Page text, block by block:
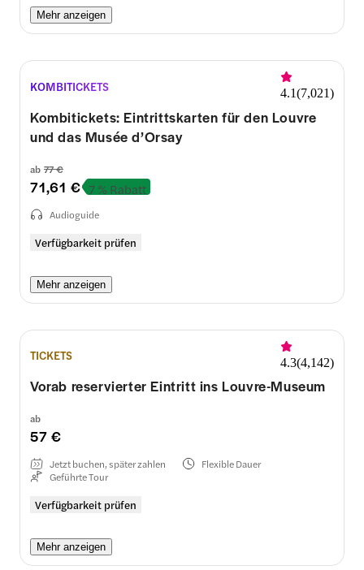
Mehr anzeigen
KOMBITICKETS 4.1(7,021)
Kombitickets: Eintrittskarten für den Louvre
und das Musée d’Orsay
ab 77 €
71,61 € 7 % Rabatt
Verfügbarkeit prüfen
Audioguide
Mehr anzeigen
TICKETS 4.3(4,142)
Vorab reservierter Eintritt ins Louvre-Museum
ab
57 €
Verfügbarkeit prüfen
Jetzt buchen, später zahlen
Flexible Dauer
Geführte Tour
Mehr anzeigen